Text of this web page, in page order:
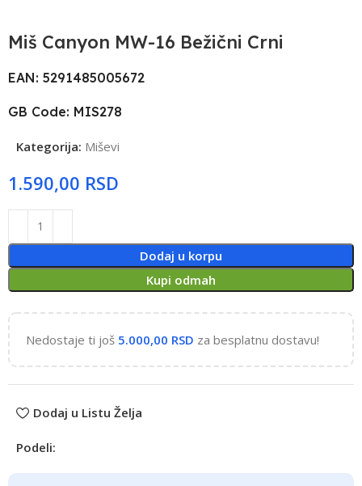
Miš Canyon MW-16 Bežični Crni
EAN: 5291485005672
GB Code: MIS278
Kategorija: Miševi
RSD
Dodaj u korpu
Kupi odmah
Nedostaje ti još 5.000,00 RSD za besplatnu dostavu!
Dodaj u Listu Želja
Podeli: